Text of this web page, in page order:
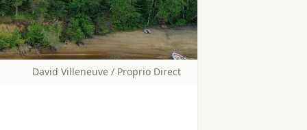
David Villeneuve / Proprio Direct